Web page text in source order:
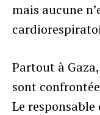
mais aucune
Partout à
sont
Le